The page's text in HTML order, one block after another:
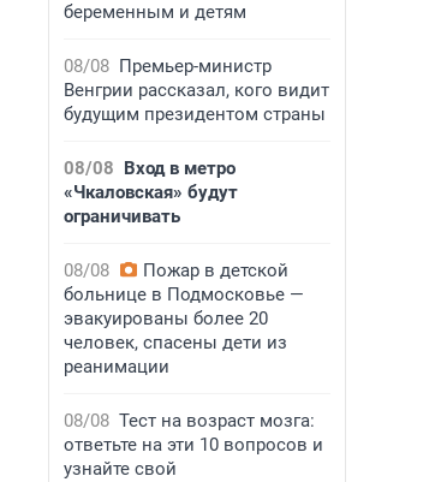
беременным и детям
08/08 Премьер-министр
Венгрии рассказал, кого видит
будущим президентом страны
08/08 Вход в метро
«Чкаловская» будут
ограничивать
08/08
Пожар в детской
больнице в Подмосковье —
эвакуированы более 20
человек, спасены дети из
реанимации
08/08 Тест на возраст мозга:
ответьте на эти 10 вопросов и
узнайте свой